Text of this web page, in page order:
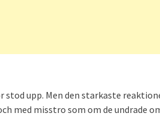
stod upp. Men den starkaste
med misstro som om de undrade